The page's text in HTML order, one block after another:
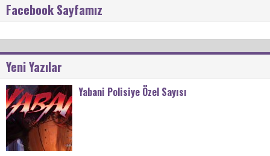
Facebook Sayfamız
Yeni Yazılar
Yabani Polisiye Özel Sayısı